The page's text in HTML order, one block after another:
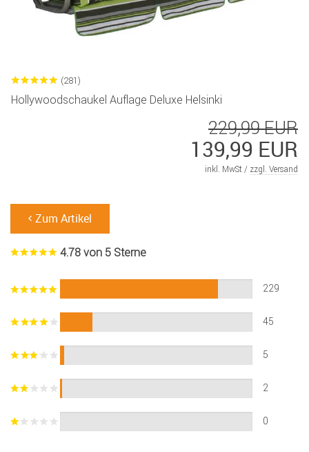
(281)
Hollywoodschaukel Auflage Deluxe Helsinki
229,99 EUR
139,99 EUR
inkl. MwSt / zzgl. Versand
Zum Artikel
4.78 von 5 Sterne
229
45
5
2
0